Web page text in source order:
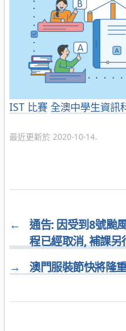
分
IST 比賽 全澳中學生資訊
最近更新於 2020-10-14.
←
通告: 因受到8號颱
程已經取消, 補課另
→
澳門服裝節快將隆